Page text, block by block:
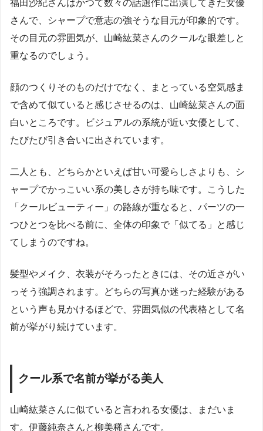
福田沙紀さんはかつて数々の話題作に出演してきた女優
さんで、シャープで意志の強そうな目元が印象的です。
その目元の雰囲気が、山崎紘菜さんのクールな眼差しと
重なるのでしょう。
顔のつくりそのものだけでなく、まとっている空気感ま
で含めて似ていると感じさせるのは、山崎紘菜さんの面
白いところです。ビジュアルの系統が近い女優として、
たびたび引き合いに出されています。
二人とも、どちらかといえば甘い可愛らしさよりも、シ
ャープでかっこいい系の美しさが持ち味です。こうした
「クールビューティー」の路線が重なると、パーツの一
つひとつを比べる前に、全体の印象で「似てる」と感じ
てしまうのですね。
髪型やメイク、衣装がそろったときには、その近さがい
っそう強調されます。どちらの写真か迷った経験がある
という声も見かけるほどで、雰囲気似の代表格として名
前が挙がり続けています。
クール系で名前が挙がる美人
山崎紘菜さんに似ていると言われる女優は、まだいま
す。伊藤純奈さんと柳美稀さんです。